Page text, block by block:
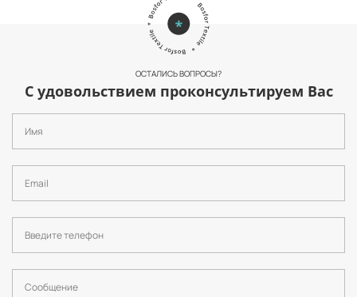
ОСТАЛИСЬ ВОПРОСЫ?
С удовольствием проконсультируем Вас